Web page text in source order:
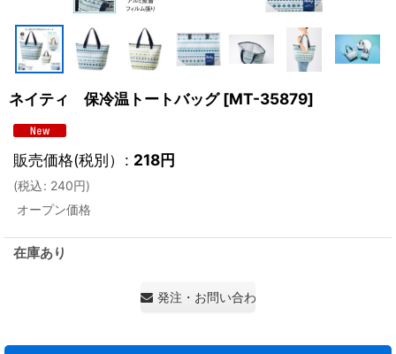
ネイティ 保冷温トートバッグ [MT-35879]
販売価格(税別） : 218円
(税込: 240円)
オープン価格
在庫あり
発注・お問い合わせ・見積もり依頼